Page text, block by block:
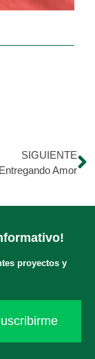
SIGUIENTE
Entregando Amor
proyectos y